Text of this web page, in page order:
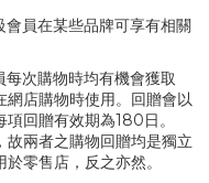
員在某些品牌可享有相關
次購物時均有機會獲取
網店購物時使用。回贈會以
回贈有效期為180日。
故兩者之購物回贈均是獨立
零售店，反之亦然。